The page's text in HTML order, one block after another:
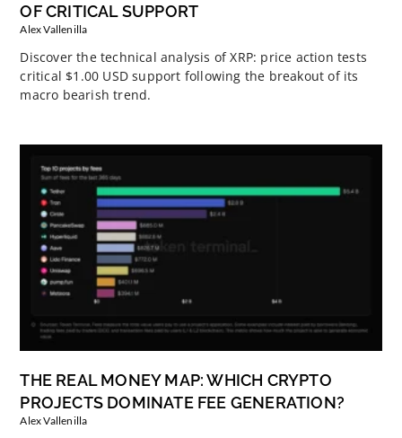
OF CRITICAL SUPPORT
Alex Vallenilla
Discover the technical analysis of XRP: price action tests
critical $1.00 USD support following the breakout of its
macro bearish trend.
THE REAL MONEY MAP: WHICH CRYPTO
PROJECTS DOMINATE FEE GENERATION?
Alex Vallenilla